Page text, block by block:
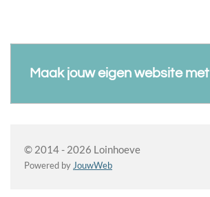
Maak jouw eigen website met
© 2014 - 2026 Loinhoeve
Powered by JouwWeb